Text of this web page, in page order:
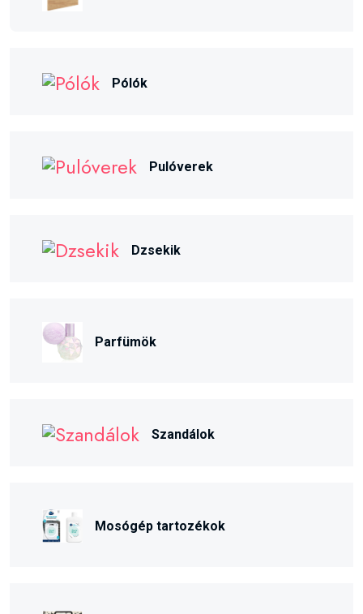
Pólók
Pulóverek
Dzsekik
Parfümök
Szandálok
Mosógép tartozékok